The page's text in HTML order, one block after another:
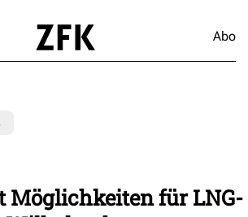
Abo
Möglichkeiten für LNG-